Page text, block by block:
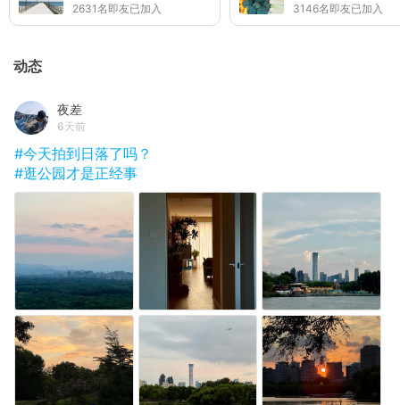
2631名即友已加入 3146名即友已加入
动态
夜差
6天前
#今天拍到日落了吗？
#逛公园才是正经事